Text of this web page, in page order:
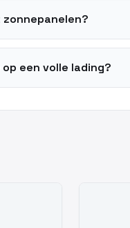
zonnepanelen?
een volle lading?